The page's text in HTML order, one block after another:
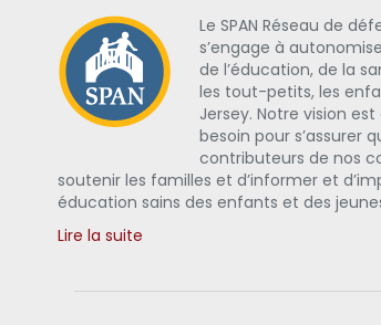
Le SPAN Réseau de
s’engage à
de l’éducation, de la
les tout-petits, les
Jersey. Notre vision
besoin pour
contributeurs de nos
soutenir les familles et d’informer et
éducation sains des enfants et des
Lire la suite